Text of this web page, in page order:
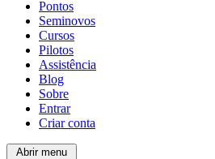
Pontos
Seminovos
Cursos
Pilotos
Assistência
Blog
Sobre
Entrar
Criar conta
Abrir menu